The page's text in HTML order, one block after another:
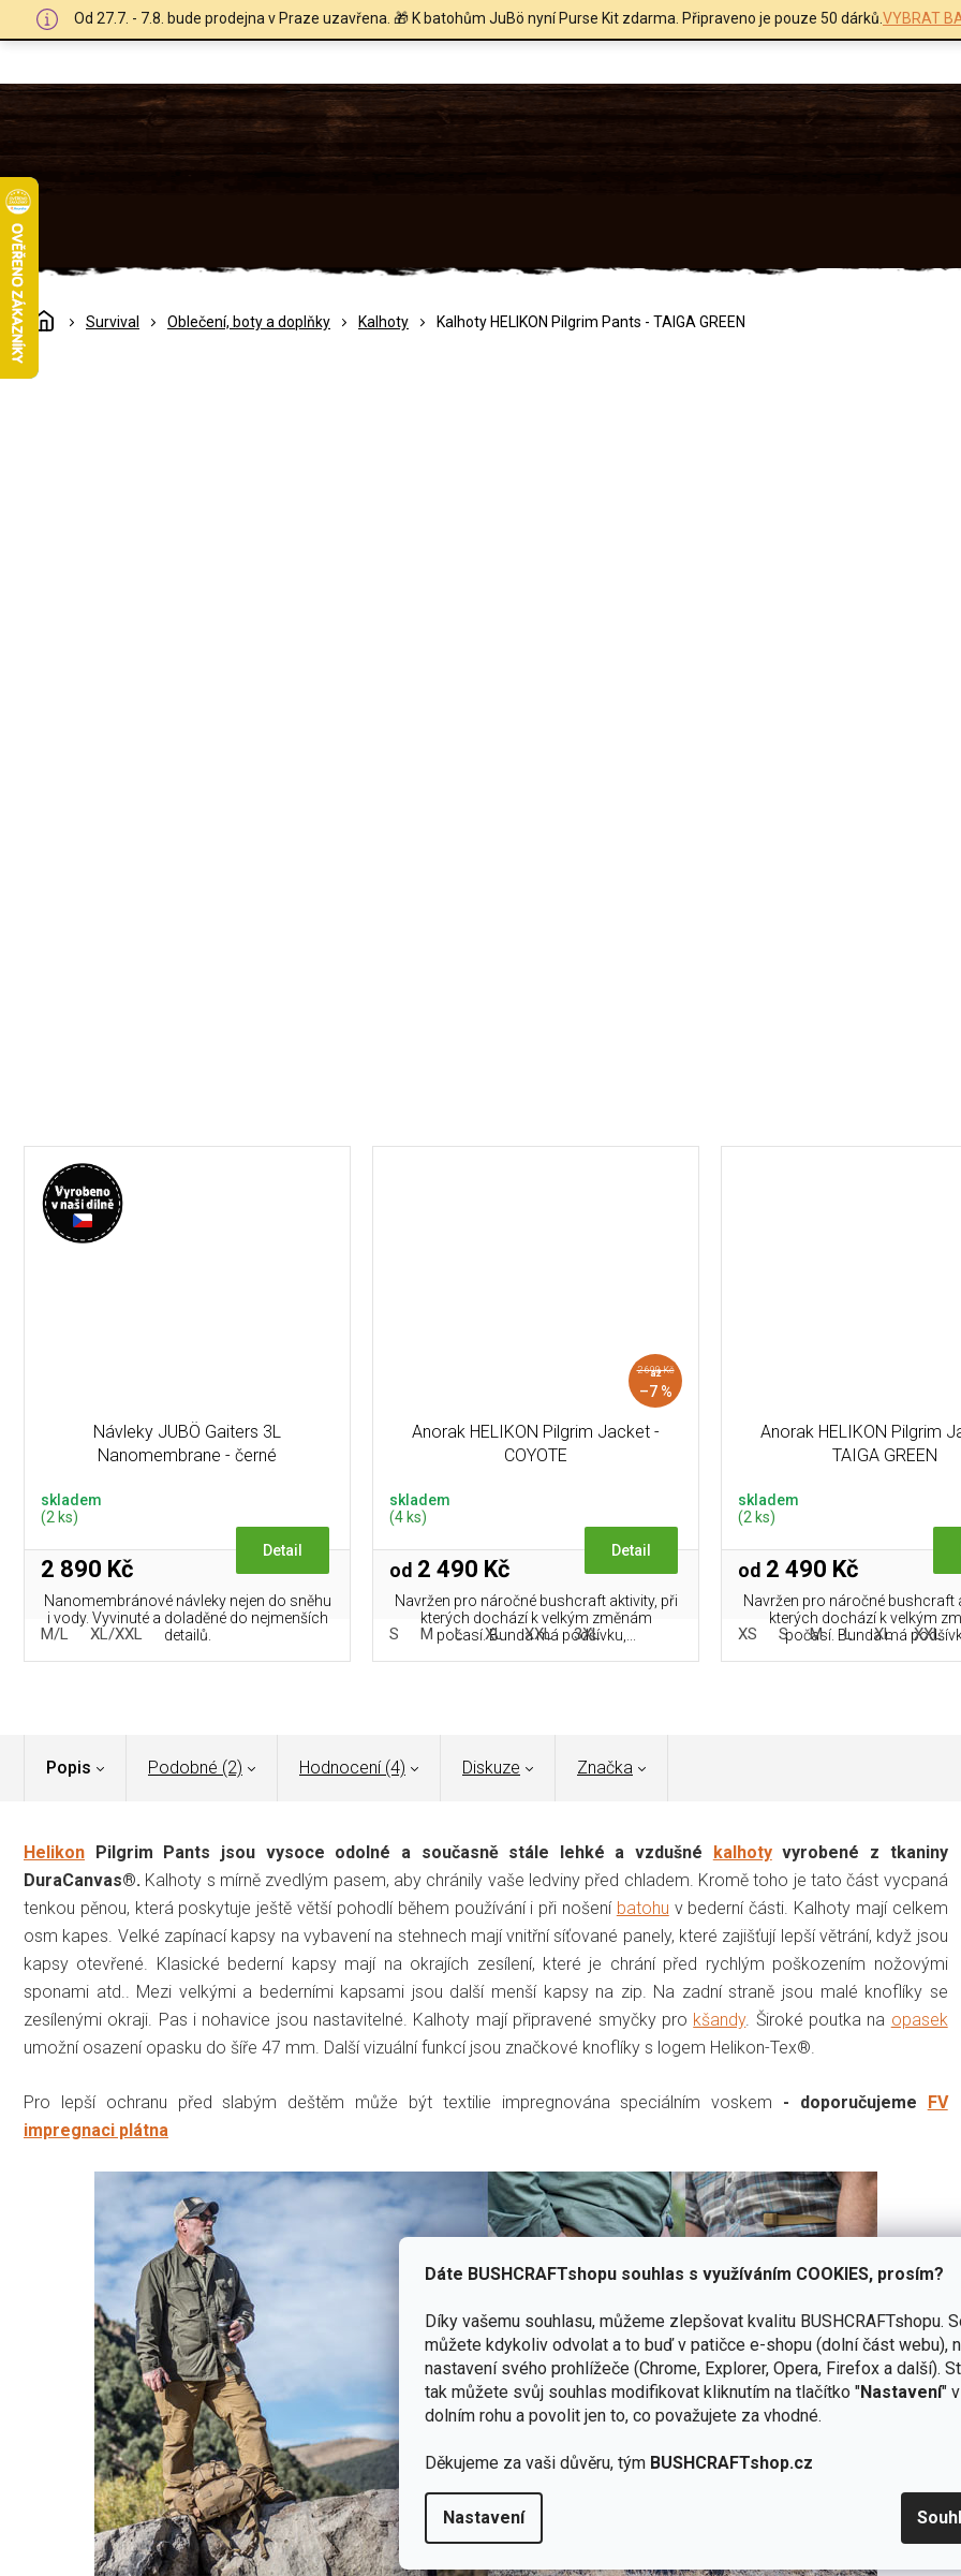
Dáte BUSHCRAFTshopu souhlas s využíváním COOKIES, prosím?
Díky vašemu souhlasu, můžeme zlepšovat kvalitu BUSHCRAFTshopu.
můžete kdykoliv odvolat a to buď v patičce e-shopu (dolní část webu),
nastavení svého prohlížeče (Chrome, Explorer, Opera, Firefox a další).
tak můžete svůj souhlas modifikovat kliknutím na tlačítko "Nastavení"
dolním rohu a povolit jen to, co považujete za vhodné.
Děkujeme za vaši důvěru, tým BUSHCRAFTshop.cz
Nastavení
Od 27.7. - 7.8. bude prodejna v Praze uzavřena. 🎁 K batohům JuBö nyní Purse Kit zdarma. Připraveno je pouze 50 dárků.VYBRAT
DomůSurvival Oblečení, boty a doplňky Kalhoty Kalhoty HELIKON Pilgrim Pants - TAIGA GREEN
Návleky JUBÖ Gaiters 3L
Nanomembrane - černé
skladem
(2 ks)
2 890 Kč
Detail
Nanomembránové návleky nejen do sněhu
i vody. Vyvinuté a doladěné do nejmenších
detailů.
M/L XL/XXL
2 690 Kč
až
–7 %
Anorak HELIKON Pilgrim Jacket -
COYOTE
skladem
(4 ks)
od 2 490 Kč
Detail
Navržen pro náročné bushcraft aktivity, při
kterých dochází k velkým změnám
počasí. Bunda má podšívku,...
S M L XL XXL 3XL
Anorak HELIKON Pilgrim
TAIGA GREEN
skladem
(2 ks)
od 2 490 Kč
Navržen pro náročné bushcraft
kterých dochází k velkým
počasí. Bunda má
XS S M L XL XXL
Popis Podobné (2) Hodnocení (4) Diskuze Značka
Helikon Pilgrim Pants jsou vysoce odolné a současně stále lehké a vzdušné kalhotyvyrobené z tkaniny
DuraCanvas®. Kalhoty s mírně zvedlým pasem, aby chránily vaše ledviny před chladem. Kromě toho je tato část vycpaná
tenkou pěnou, která poskytuje ještě větší pohodlí během používání i při nošení batohu v bederní části. Kalhoty mají celkem
osm kapes. Velké zapínací kapsy na vybavení na stehnech mají vnitřní síťované panely, které zajišťují lepší větrání, když jsou
kapsy otevřené. Klasické bederní kapsy mají na okrajích zesílení, které je chrání před rychlým poškozením nožovými
sponami atd.. Mezi velkými a bederními kapsami jsou další menší kapsy na zip. Na zadní straně jsou malé knoflíky se
zesílenými okraji. Pas i nohavice jsou nastavitelné. Kalhoty mají připravené smyčky pro kšandy. Široké poutka na opasek
umožní osazení opasku do šíře 47 mm. Další vizuální funkcí jsou značkové knoflíky s logem Helikon-Tex®.
Pro lepší ochranu před slabým deštěm může být textilie impregnována speciálním voskem - doporučujeme
FV
impregnaci plátna